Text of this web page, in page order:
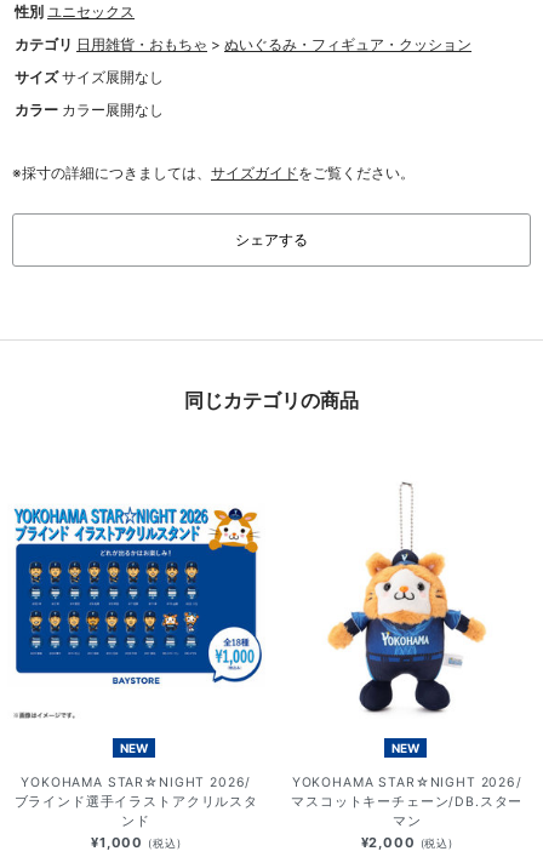
性別 ユニセックス
カテゴリ 日用雑貨・おもちゃ > ぬいぐるみ・フィギュア・クッション
サイズ サイズ展開なし
カラー カラー展開なし
※採寸の詳細につきましては、 サイズガイドをご覧ください。
シェアする
同じカテゴリの商品
NEW
YOKOHAMA STAR☆NIGHT 2026/
ブラインド選手イラストアクリルスタ
ンド
¥1,000 (税込)
NEW
YOKOHAMA STAR☆NIGHT 2026/
マスコットキーチェーン/DB.スター
マン
¥2,000 (税込)